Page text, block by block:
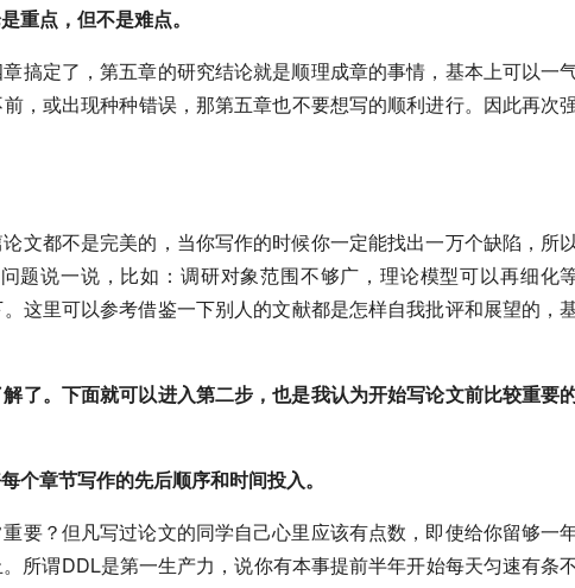
重点，但不是难点。
搞定了，第五章的研究结论就是顺理成章的事情，基本上可以一
，或出现种种错误，那第五章也不要想写的顺利进行。因此再次
文都不是完美的，当你写作的时候你一定能找出一万个缺陷，所
题说一说，比如：调研对象范围不够广，理论模型可以再细化
里可以参考借鉴一下别人的文献都是怎样自我批评和展望的，
了。下面就可以进入第二步，也是我认为开始写论文前比较重要
个章节写作的先后顺序和时间投入。
要？但凡写过论文的同学自己心里应该有点数，即使给你留够一
所谓DDL是第一生产力，说你有本事提前半年开始每天匀速有条